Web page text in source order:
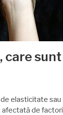
care sunt
elasticitate sau
afectată de factori